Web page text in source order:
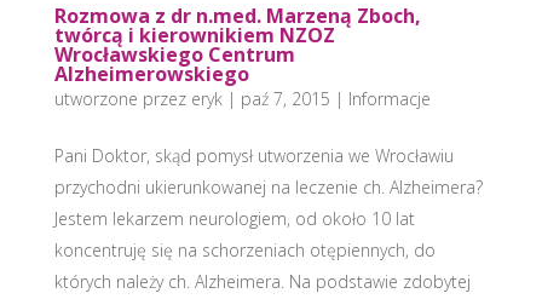
Rozmowa z dr n.med. Marzeną Zboch,
twórcą i kierownikiem NZOZ
Wrocławskiego Centrum
Alzheimerowskiego
utworzone przez eryk| paź 7, 2015 | Informacje
Pani Doktor, skąd pomysł utworzenia we Wrocławiu
przychodni ukierunkowanej na leczenie ch. Alzheimera?
Jestem lekarzem neurologiem, od około 10 lat
koncentruję się na schorzeniach otępiennych, do
których należy ch. Alzheimera. Na podstawie zdobytej